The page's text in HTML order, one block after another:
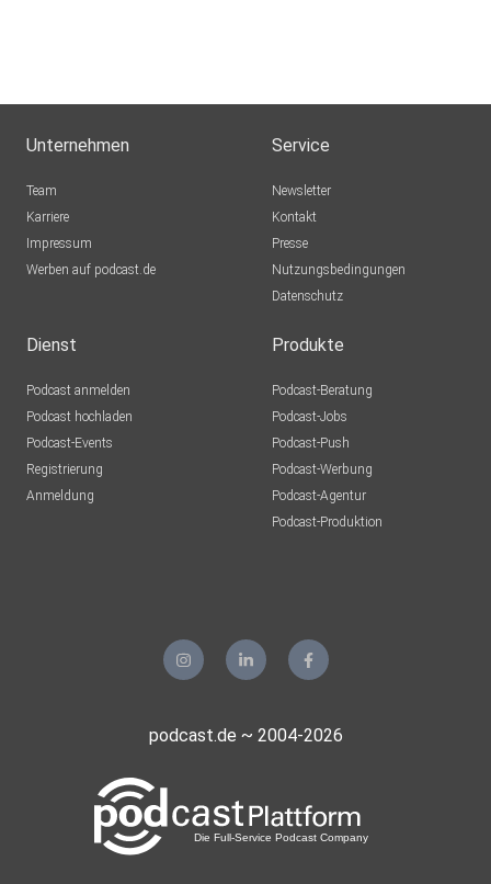
Unternehmen
Team
Karriere
Impressum
Werben auf podcast.de
Service
Newsletter
Kontakt
Presse
Nutzungsbedingungen
Datenschutz
Dienst
Podcast anmelden
Podcast hochladen
Podcast-Events
Registrierung
Anmeldung
Produkte
Podcast-Beratung
Podcast-Jobs
Podcast-Push
Podcast-Werbung
Podcast-Agentur
Podcast-Produktion
podcast.de ~ 2004-2026